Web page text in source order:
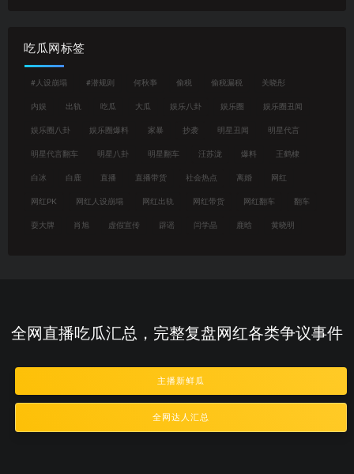
吃瓜网标签
#人设崩塌 #潜规则 何秋亊 偷税 偷税漏税 关晓彤
内娱 出轨 吃瓜 大瓜 娱乐八卦 娱乐圈 娱乐圈丑闻
娱乐圈八卦 娱乐圈爆料 家暴 抄袭 明星丑闻 明星代言
明星代言翻车 明星八卦 明星翻车 汪苏泷 爆料 王鹤棣
白冰 白鹿 直播 直播带货 社会热点 离婚 网红
网红PK 网红人设崩塌 网红出轨 网红带货 网红翻车 翻车
耍大牌 肖旭 虚假宣传 辟谣 闫学晶 鹿晗 黄晓明
全网直播吃瓜汇总，完整复盘网红各类争议事件
主播新鲜瓜
全网达人汇总